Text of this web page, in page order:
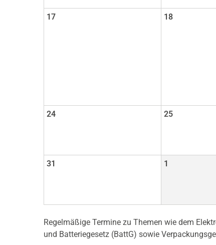
17 18
24 25
31 1
Regelmäßige Termine zu Themen wie dem
und Batteriegesetz (BattG) sowie